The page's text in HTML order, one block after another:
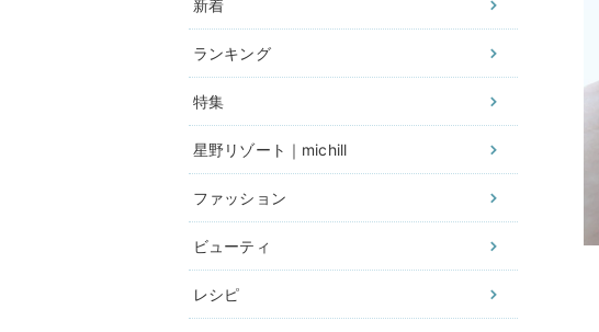
新着
ランキング
特集
星野リゾート｜michill
ファッション
ビューティ
レシピ